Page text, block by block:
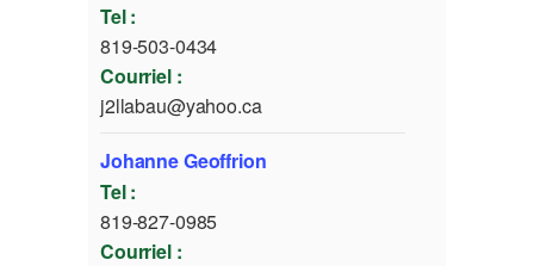
Tel :
819-503-0434
Courriel :
j2llabau@yahoo.ca
Johanne Geoffrion
Tel :
819-827-0985
Courriel :